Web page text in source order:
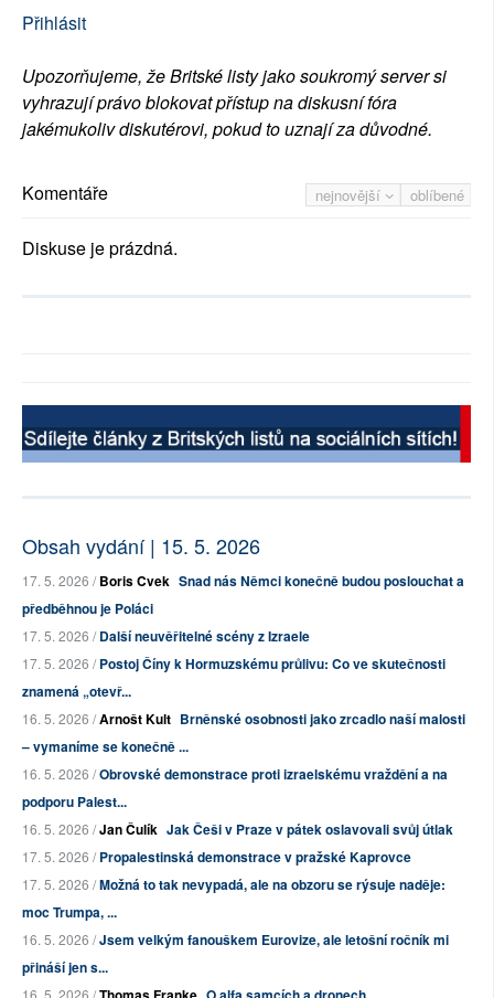
Přihlásit
Upozorňujeme, že Britské listy jako soukromý server si
vyhrazují právo blokovat přístup na diskusní fóra
jakémukoliv diskutérovi, pokud to uznají za důvodné.
nejnovější oblíbené
Komentáře
Diskuse je prázdná.
Obsah vydání | 15. 5. 2026
17. 5. 2026 /Boris Cvek Snad nás Němci konečně budou poslouchat a
předběhnou je Poláci
17. 5. 2026 /Další neuvěřitelné scény z Izraele
17. 5. 2026 /Postoj Číny k Hormuzskému průlivu: Co ve skutečnosti
znamená „otevř...
16. 5. 2026 /Arnošt Kult Brněnské osobnosti jako zrcadlo naší malosti
– vymaníme se konečně ...
16. 5. 2026 /Obrovské demonstrace proti izraelskému vraždění a na
podporu Palest...
16. 5. 2026 /Jan Čulík Jak Češi v Praze v pátek oslavovali svůj útlak
17. 5. 2026 /Propalestinská demonstrace v pražské Kaprovce
17. 5. 2026 /Možná to tak nevypadá, ale na obzoru se rýsuje naděje:
moc Trumpa, ...
16. 5. 2026 /Jsem velkým fanouškem Eurovize, ale letošní ročník mi
přináší jen s...
16. 5. 2026 /